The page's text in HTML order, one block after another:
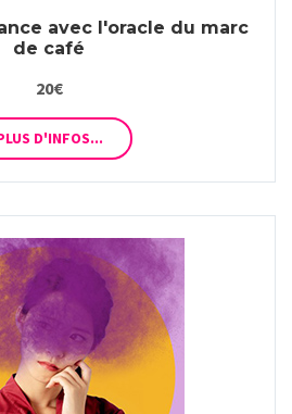
avec l'oracle du marc
de café
20€
D'INFOS...